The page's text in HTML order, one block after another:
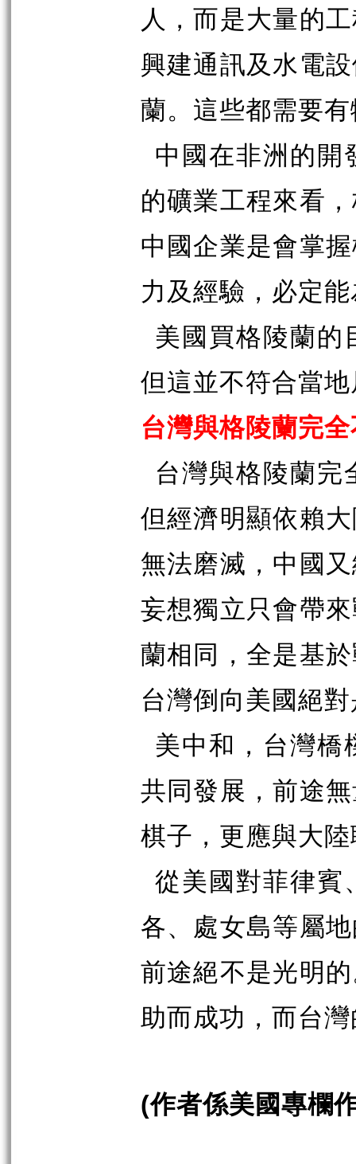
人，而是大量的
興建通訊及水電
蘭。這些都需要
中國在非洲的開
的礦業工程來看
中國企業是會掌
力及經驗，必定
美國買格陵蘭的
但這並不符合當
台灣與格陵蘭完
台灣與格陵蘭
但經濟明顯依賴
無法磨滅，中國
妄想獨立只會帶
蘭相同，全是基
台灣倒向美國絕
美中和，台灣橋
共同發展，前途
棋子，更應與大
從美國對菲律賓
各、處女島等屬
前途絕不是光明
助而成功，而台
(作者係美國專欄